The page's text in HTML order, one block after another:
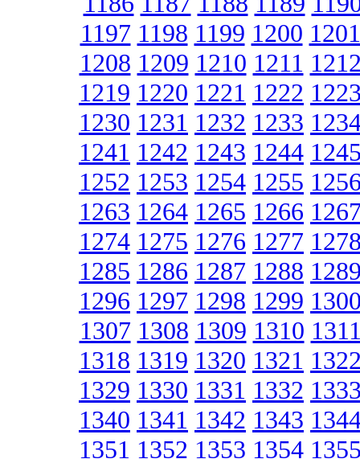
1197 1198 1199 1200 1201
1208 1209 1210 1211
1219 1220 1221 1222
1230 1231 1232 1233
1241 1242 1243 1244
1252 1253 1254 1255
1263 1264 1265 1266
1274 1275 1276 1277
1285 1286 1287 1288
1296 1297 1298 1299
1307 1308 1309 1310
1318 1319 1320 1321
1329 1330 1331 1332
1340 1341 1342 1343
1351 1352 1353 1354